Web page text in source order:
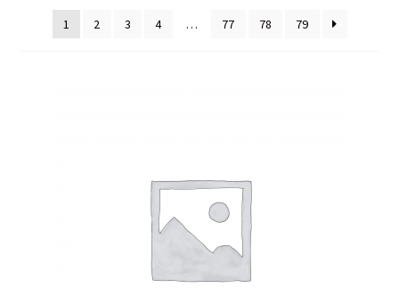
Mi cuenta
1 2 3 4 … 77 78 79